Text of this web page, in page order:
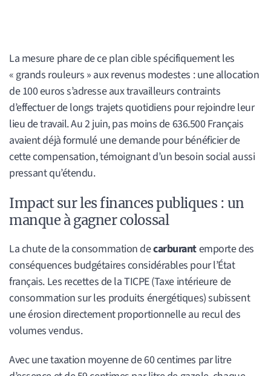
La mesure phare de ce plan cible spécifiquement les
« grands rouleurs » aux revenus modestes : une allocation
de 100 euros s’adresse aux travailleurs contraints
d’effectuer de longs trajets quotidiens pour rejoindre leur
lieu de travail. Au 2 juin, pas moins de 636.500 Français
avaient déjà formulé une demande pour bénéficier de
cette compensation, témoignant d’un besoin social aussi
pressant qu’étendu.
Impact sur les finances publiques : un
manque à gagner colossal
La chute de la consommation decarburantemporte des
conséquences budgétaires considérables pour l’État
français. Les recettes de la TICPE (Taxe intérieure de
consommation sur les produits énergétiques) subissent
une érosion directement proportionnelle au recul des
volumes vendus.
Avec une taxation moyenne de 60 centimes par litre